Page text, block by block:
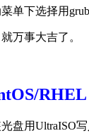
单下选择用grub
万事大吉了。
RHEL
盘用UltraISO